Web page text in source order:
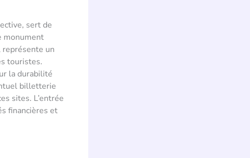
sert de
monument
représente un
touristes.
la durabilité
billetterie
sites. L’entrée
financières et